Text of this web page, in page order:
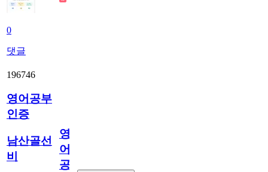
0
댓글
196746
영어공부
인증
남산골선
비
영
어
공